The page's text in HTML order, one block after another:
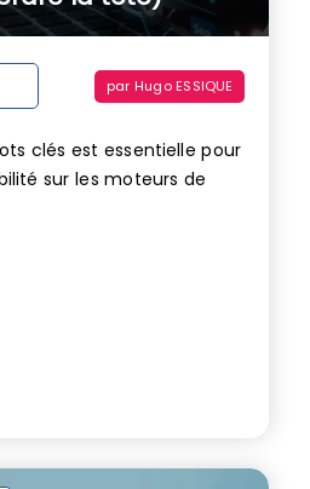
par Hugo ESSIQUE
clés est essentielle pour
sur les moteurs de